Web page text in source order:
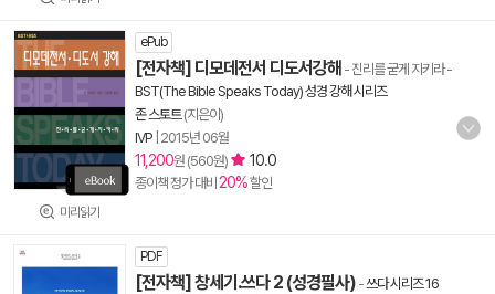
미리읽기
ePub
[전자책] 디모데전서 디도서강해 - 진리를 굳게 지키라-
BST(The Bible Speaks Today) 성경 강해 시리즈
존 스토트(지은이)
IVP 2015년 06월
11,200원 (560원) 10.0
종이책 정가 대비 20%할인
PDF
[전자책] 창세기.쓰다 2 (성경필사) -쓰다 시리즈 16